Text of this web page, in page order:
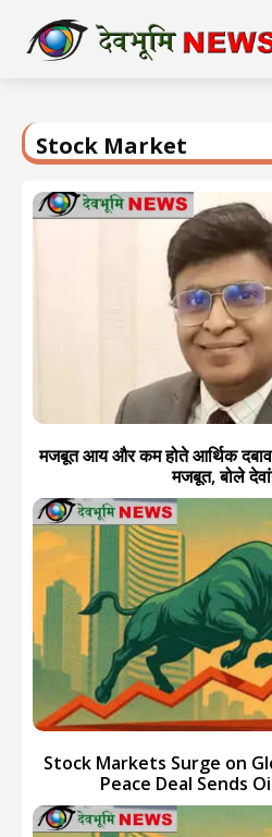
Stock Market
मजबूत आय और कम होते आर्थिक
मजबूत, बोले
Stock Markets Surge on
Peace Deal Sends